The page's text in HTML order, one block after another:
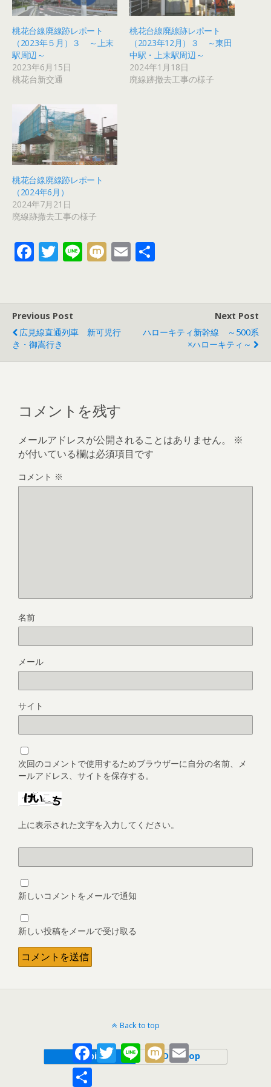
桃花台線廃線跡レポート
（2023年５月）３ ～上末
駅周辺～
2023年6月15日
桃花台新交通
桃花台線廃線跡レポート
（2023年12月）３ ～東田
中駅・上末駅周辺～
2024年1月18日
廃線跡撤去工事の様子
桃花台線廃線跡レポート
（2024年6月）
2024年7月21日
廃線跡撤去工事の様子
F
b
o
o
k
T
er
Li M E
Previous Post
広見線直通列車 新可児行
き・御嵩行き
Next Post
ハローキティ新幹線 ～500系
×ハローキティ～
コメントを残す
メールアドレスが公開されることはありません。
※
が付いている欄は必須項目です
コメント ※
名前
メール
サイト
次回のコメントで使用するためブラウザーに自分の名前、メ
ールアドレス、サイトを保存する。
上に表示された文字を入力してください。
新しいコメントをメールで通知
新しい投稿をメールで受け取る
Back to top
Mobile Desktop
FacebookTwitter Line Mixi Email